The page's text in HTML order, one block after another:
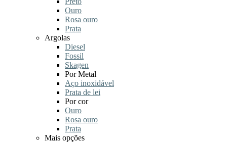
Ouro
Rosa ouro
Prata
Argolas
Diesel
Fossil
Skagen
Por Metal
Aço inoxidável
Prata de lei
Por cor
Ouro
Rosa ouro
Prata
Mais opções